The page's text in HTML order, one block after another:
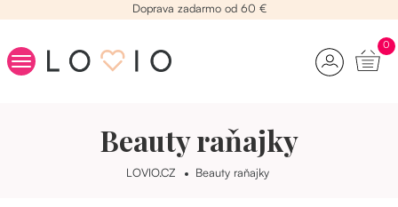
Doprava zadarmo od 60 €
Beauty raňajky
Vitamíny na vlasy
0
Beauty raňajky
LOVIO.CZ Beauty raňajky